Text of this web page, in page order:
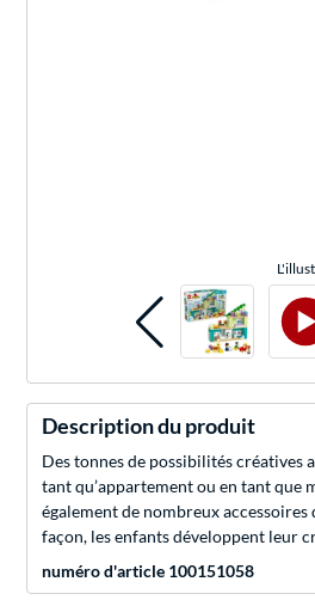
Description du produit
Des tonnes de possibilités créatives
tant qu’appartement ou en tant que
également de nombreux
façon, les enfants développent leur
numéro d'article 100151058